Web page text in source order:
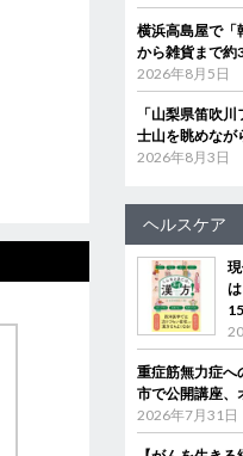
横浜高島屋で
から雑貨まで約
2026年8月5日
「山梨県笛吹
士山を眺めなが
2026年8月3日
ヘルスケア
重症筋無力症
市で公開講座、
2026年7月31日